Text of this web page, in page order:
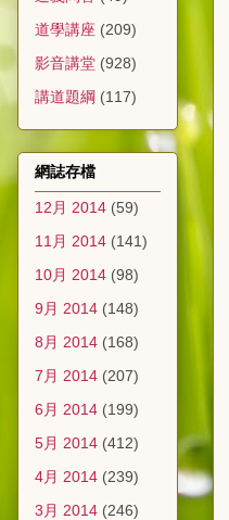
道學講座 (209)
影音講堂 (928)
講道題綱 (117)
網誌存檔
12月 2014 (59)
11月 2014 (141)
10月 2014 (98)
9月 2014 (148)
8月 2014 (168)
7月 2014 (207)
6月 2014 (199)
5月 2014 (412)
4月 2014 (239)
3月 2014 (246)